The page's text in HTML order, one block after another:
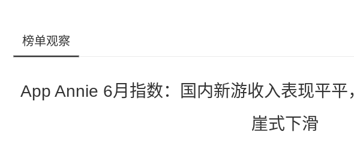
榜单观察
App Annie 6月指数：国内新游收入表现平
崖式下滑